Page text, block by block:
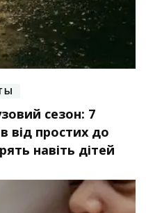
сезон: 7
від простих до
навіть дітей